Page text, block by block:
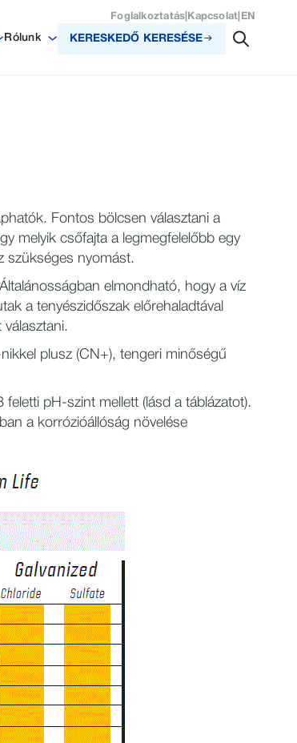
Foglalkoztatás Kapcsolat EN
Rólunk KERESKEDŐ KERESÉSE
Fontos bölcsen választani a
melyik csőfajta a legmegfelelőbb egy
szükséges nyomást.
elmondható, hogy a víz
a tenyészidőszak előrehaladtával
plusz (CN+), tengeri minőségű
pH-szint mellett (lásd a táblázatot).
a korrózióállóság növelése